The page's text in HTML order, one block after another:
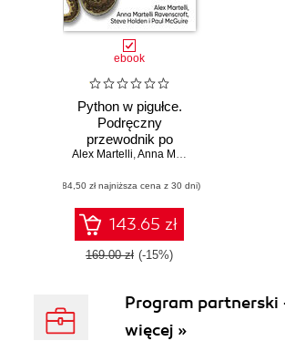
ebook
Python w pigułce.
Podręczny
przewodnik po
wersjach 3.10 i
Alex Martelli,Anna Martelli Ravenscroft
(84,50 zł najniższa cena z 30 dni)
143.65 zł
169.00 zł (-15%)
Program partnerski
więcej »